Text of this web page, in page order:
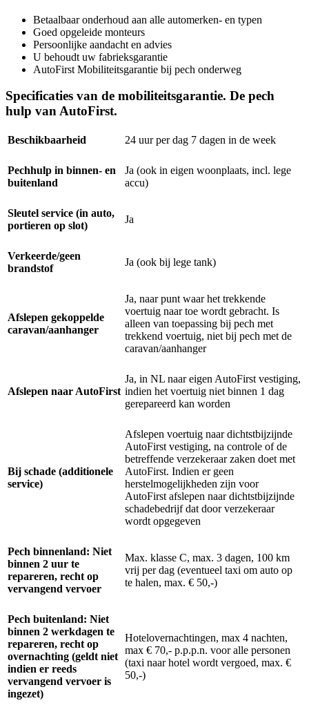
Betaalbaar onderhoud aan alle automerken- en typen
Goed opgeleide monteurs
Persoonlijke aandacht en advies
U behoudt uw fabrieksgarantie
AutoFirst Mobiliteitsgarantie bij pech onderweg
Specificaties van de mobiliteitsgarantie. De pech
hulp van AutoFirst.
Beschikbaarheid 24 uur per dag 7 dagen in de week
Pechhulp in binnen- en
buitenland
Ja (ook in eigen woonplaats, incl. lege
accu)
Sleutel service (in auto,
portieren op slot)
Ja
Verkeerde/geen
brandstof
Ja (ook bij lege tank)
Afslepen gekoppelde
caravan/aanhanger
Ja, naar punt waar het trekkende
voertuig naar toe wordt gebracht. Is
alleen van toepassing bij pech met
trekkend voertuig, niet bij pech met de
caravan/aanhanger
Afslepen naar AutoFirst
Ja, in NL naar eigen AutoFirst vestiging,
indien het voertuig niet binnen 1 dag
gerepareerd kan worden
Bij schade (additionele
service)
Afslepen voertuig naar dichtstbijzijnde
AutoFirst vestiging, na controle of de
betreffende verzekeraar zaken doet met
AutoFirst. Indien er geen
herstelmogelijkheden zijn voor
AutoFirst afslepen naar dichtstbijzijnde
schadebedrijf dat door verzekeraar
wordt opgegeven
Pech binnenland: Niet
binnen 2 uur te
repareren, recht op
vervangend vervoer
Max. klasse C, max. 3 dagen, 100 km
vrij per dag (eventueel taxi om auto op
te halen, max. € 50,-)
Pech buitenland: Niet
binnen 2 werkdagen te
repareren, recht op
overnachting (geldt niet
indien er reeds
vervangend vervoer is
ingezet)
Hotelovernachtingen, max 4 nachten,
max € 70,- p.p.p.n. voor alle personen
(taxi naar hotel wordt vergoed, max. €
50,-)